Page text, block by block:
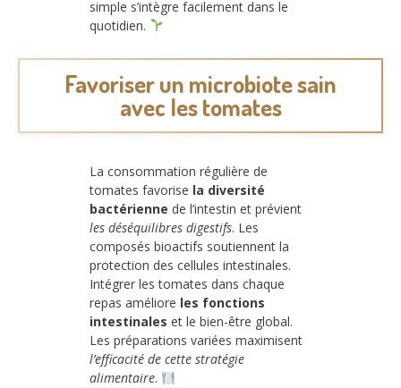
simple s’intègre facilement dans le
quotidien.
Favoriser un microbiote sain
avec les tomates
La consommation régulière de
tomates favorise la diversité
bactérienne de l’intestin et prévient
les déséquilibres digestifs. Les
composés bioactifs soutiennent la
protection des cellules intestinales.
Intégrer les tomates dans chaque
repas améliore les fonctions
intestinales et le bien-être global.
Les préparations variées maximisent
l’efficacité de cette stratégie
alimentaire.